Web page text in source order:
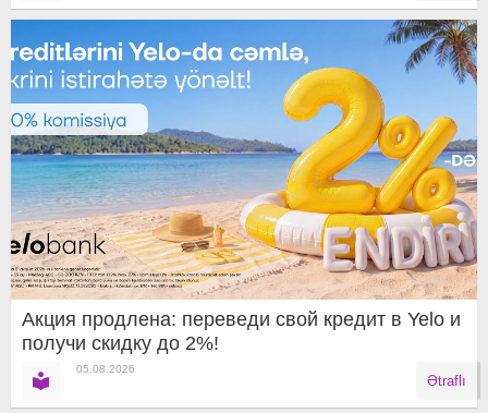
Акция продлена: переведи свой кредит в Yelo и
получи скидку до 2%!
05.08.2026
Ətraflı